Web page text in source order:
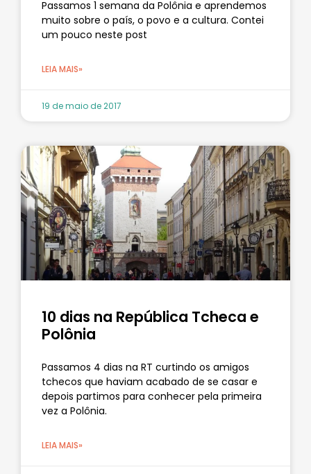
Passamos 1 semana da Polônia e aprendemos
muito sobre o país, o povo e a cultura. Contei
um pouco neste post
LEIA MAIS»
19 de maio de 2017
10 dias na República Tcheca e
Polônia
Passamos 4 dias na RT curtindo os amigos
tchecos que haviam acabado de se casar e
depois partimos para conhecer pela primeira
vez a Polônia.
LEIA MAIS»